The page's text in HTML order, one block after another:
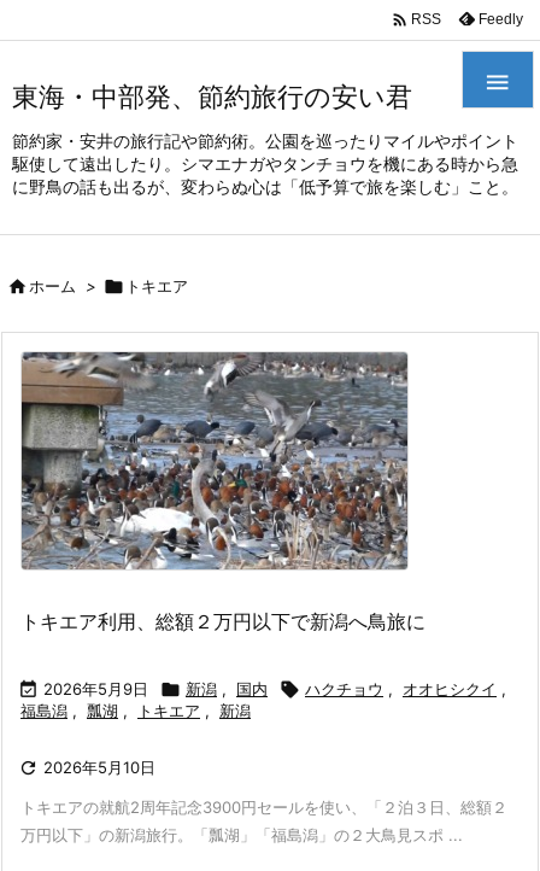
東海・中部発、節約旅行の安い君
節約家・安井の旅行記や節約術。公園を巡ったりマイルやポイント
駆使して遠出したり。シマエナガやタンチョウを機にある時から急
に野鳥の話も出るが、変わらぬ心は「低予算で旅を楽しむ」こと。

 RSS Feedly
ホーム >  トキエア
トキエア利用、総額２万円以下で新潟へ鳥旅に
 2026年5月9日  新潟 , 国内  ハクチョウ , オオヒシクイ ,
福島潟 , 瓢湖 , トキエア , 新潟
 2026年5月10日
トキエアの就航2周年記念3900円セールを使い、「２泊３日、総額２
万円以下」の新潟旅行。「瓢湖」「福島潟」の２大鳥見スポ ...